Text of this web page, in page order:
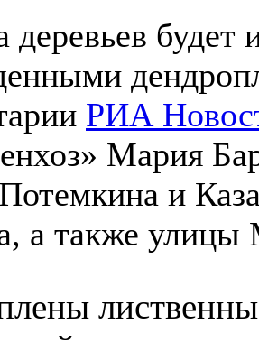
деревьев будет
РИА
Мария
и
а также